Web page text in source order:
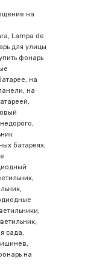
на
, Lampa de
для улицы
фонарь
, на
, на
,
,
батареях,
,
,
,
,
сада,
,
на